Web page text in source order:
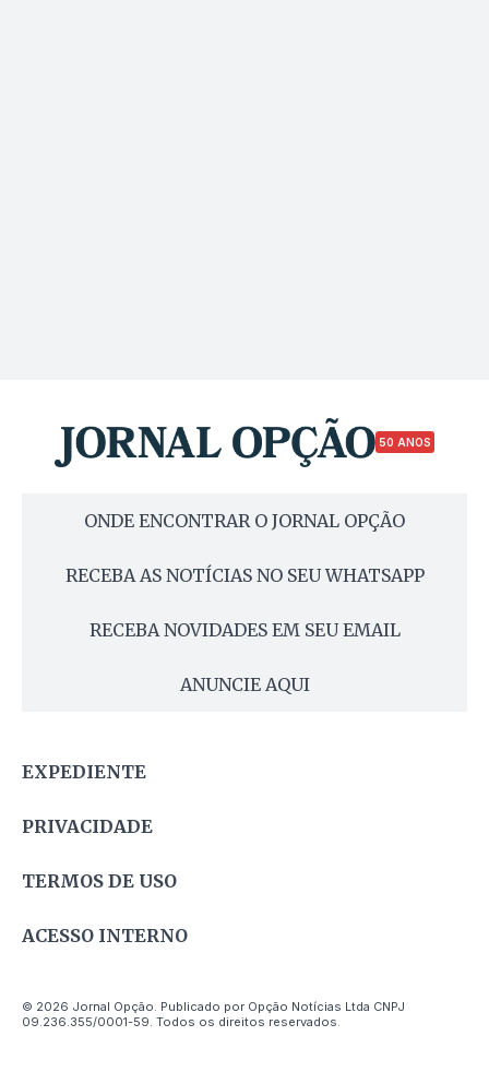
50 ANOS
ONDE ENCONTRAR O JORNAL OPÇÃO
RECEBA AS NOTÍCIAS NO SEU WHATSAPP
RECEBA NOVIDADES EM SEU EMAIL
ANUNCIE AQUI
EXPEDIENTE
PRIVACIDADE
TERMOS DE USO
ACESSO INTERNO
© 2026 Jornal Opção. Publicado por Opção Notícias Ltda CNPJ
09.236.355/0001-59. Todos os direitos reservados.